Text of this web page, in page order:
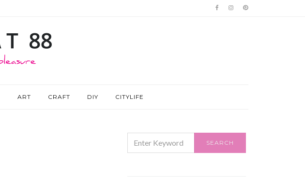
ART CRAFT DIY CITYLIFE
FOR:
SEARCH